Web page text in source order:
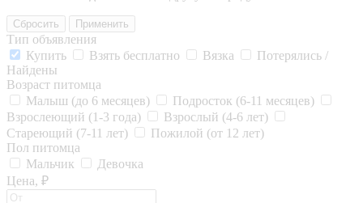
Сбросить Применить
Тип объявления
Купить
Взять бесплатно Вязка
Потерялись /
Найдены
Возраст питомца
Малыш (до 6 месяцев)
Подросток (6-11 месяцев)
Взрослеющий (1-3 года)
Взрослый (4-6 лет)
Стареющий (7-11 лет)
Пожилой (от 12 лет)
Пол питомца
Мальчик
Девочка
Цена, ₽